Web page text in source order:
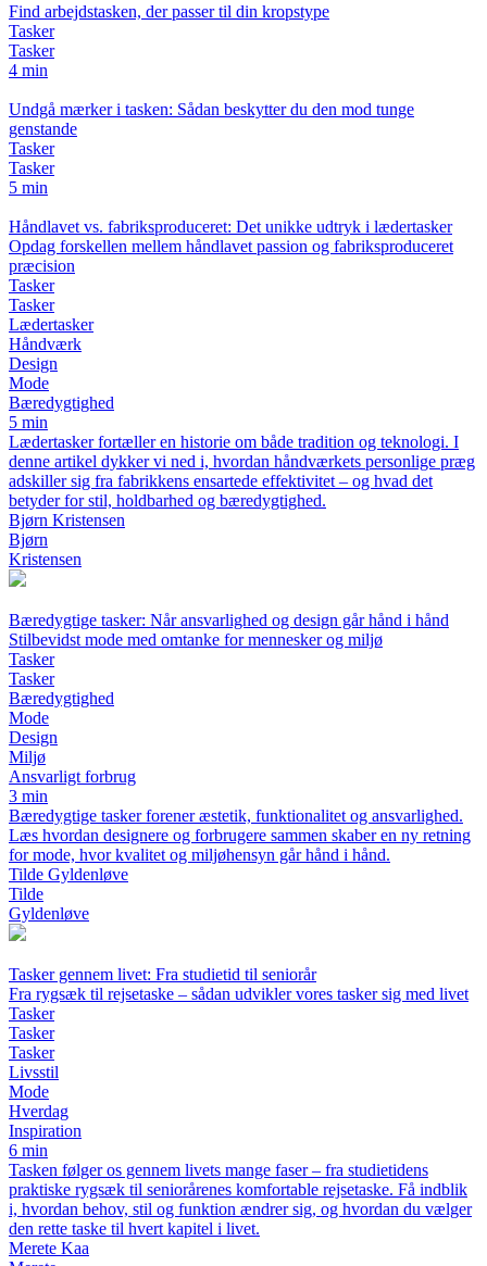
Find arbejdstasken, der passer til din kropstype
Tasker
Tasker
4 min
Undgå mærker i tasken: Sådan beskytter du den mod tunge
genstande
Tasker
Tasker
5 min
Håndlavet vs. fabriksproduceret: Det unikke udtryk i lædertasker
Opdag forskellen mellem håndlavet passion og fabriksproduceret
præcision
Tasker
Tasker
Lædertasker
Håndværk
Design
Mode
Bæredygtighed
5 min
Lædertasker fortæller en historie om både tradition og teknologi. I
denne artikel dykker vi ned i, hvordan håndværkets personlige præg
adskiller sig fra fabrikkens ensartede effektivitet – og hvad det
betyder for stil, holdbarhed og bæredygtighed.
Bjørn Kristensen
Bjørn
Kristensen
Bæredygtige tasker: Når ansvarlighed og design går hånd i hånd
Stilbevidst mode med omtanke for mennesker og miljø
Tasker
Tasker
Bæredygtighed
Mode
Design
Miljø
Ansvarligt forbrug
3 min
Bæredygtige tasker forener æstetik, funktionalitet og ansvarlighed.
Læs hvordan designere og forbrugere sammen skaber en ny retning
for mode, hvor kvalitet og miljøhensyn går hånd i hånd.
Tilde Gyldenløve
Tilde
Gyldenløve
Tasker gennem livet: Fra studietid til seniorår
Fra rygsæk til rejsetaske – sådan udvikler vores tasker sig med livet
Tasker
Tasker
Tasker
Livsstil
Mode
Hverdag
Inspiration
6 min
Tasken følger os gennem livets mange faser – fra studietidens
praktiske rygsæk til seniorårenes komfortable rejsetaske. Få indblik
i, hvordan behov, stil og funktion ændrer sig, og hvordan du vælger
den rette taske til hvert kapitel i livet.
Merete Kaa